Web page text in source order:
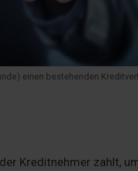
einen bestehenden
Kreditnehmer zahlt,